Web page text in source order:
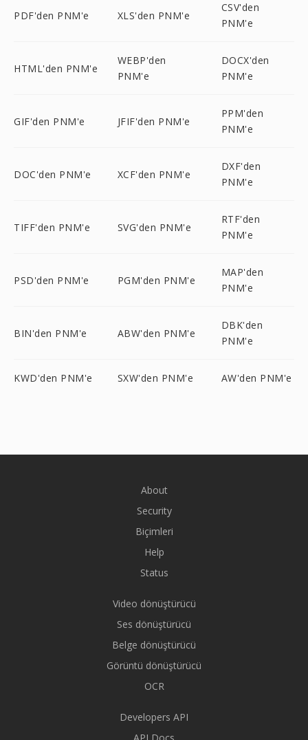
PDF'den PNM'e XLS'den PNM'e
CSV'den
PNM'e
HTML'den PNM'e
WEBP'den
PNM'e
DOCX'den
PNM'e
GIF'den PNM'e JFIF'den PNM'e
PPM'den
PNM'e
DOC'den PNM'e XCF'den PNM'e
DXF'den
PNM'e
TIFF'den PNM'e SVG'den PNM'e
RTF'den
PNM'e
PSD'den PNM'e PGM'den PNM'e
MAP'den
PNM'e
BIN'den PNM'e ABW'den PNM'e
DBK'den
PNM'e
KWD'den PNM'e SXW'den PNM'e AW'den PNM'e
About
Security
Biçimleri
Help
Status
Video dönüştürücü
Ses dönüştürücü
Belge dönüştürücü
Görüntü dönüştürücü
OCR
Developers API